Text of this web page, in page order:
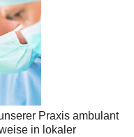
Praxis ambulant
in lokaler